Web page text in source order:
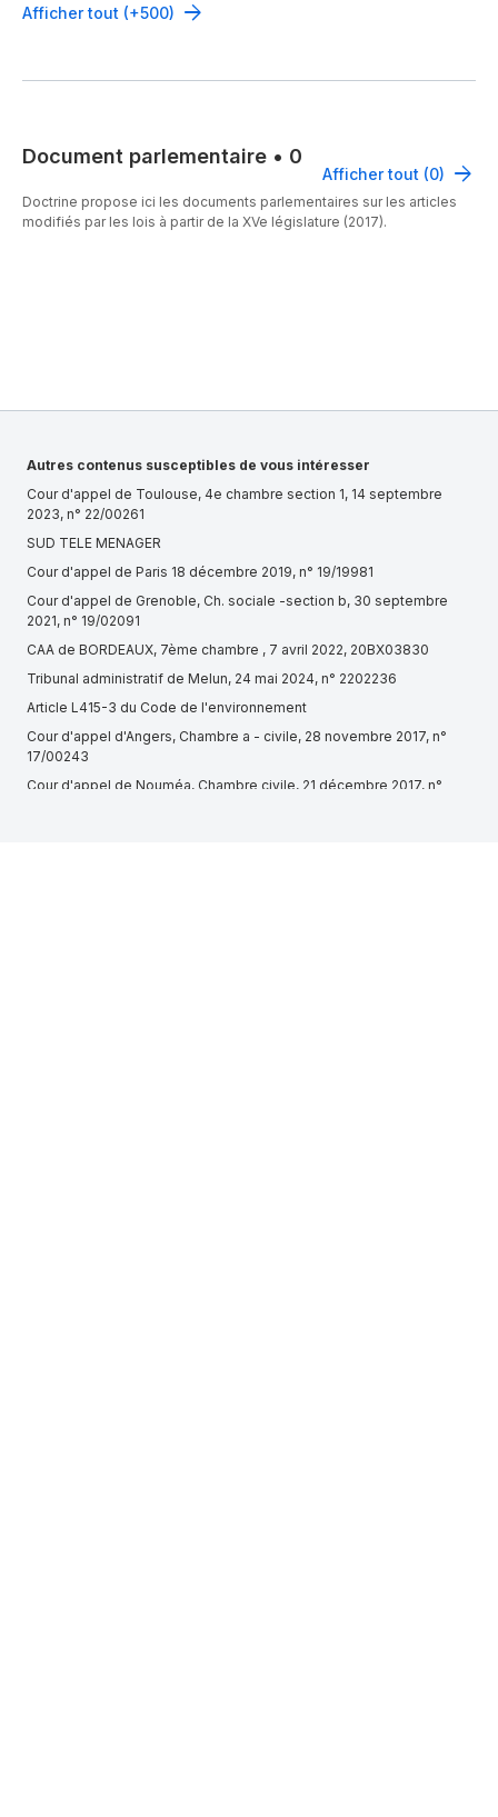
Afficher tout (+500)
Document parlementaire • 0
Afficher tout (0)
Doctrine propose ici les documents parlementaires sur les articles
modifiés par les lois à partir de la XVe législature (2017).
Autres contenus susceptibles de vous intéresser
Cour d'appel de Toulouse, 4e chambre section 1, 14 septembre
2023, n° 22/00261
SUD TELE MENAGER
Cour d'appel de Paris 18 décembre 2019, n° 19/19981
Cour d'appel de Grenoble, Ch. sociale -section b, 30 septembre
2021, n° 19/02091
CAA de BORDEAUX, 7ème chambre , 7 avril 2022, 20BX03830
Tribunal administratif de Melun, 24 mai 2024, n° 2202236
Article L415-3 du Code de l'environnement
Cour d'appel d'Angers, Chambre a - civile, 28 novembre 2017, n°
17/00243
Cour d'appel de Nouméa, Chambre civile, 21 décembre 2017, n°